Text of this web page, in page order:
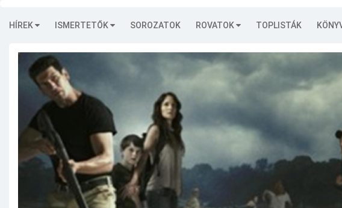
HÍREK ISMERTETŐK SOROZATOK ROVATOK TOPLISTÁK